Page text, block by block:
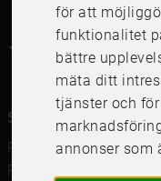
för att
funktionalitet
bättre
mäta ditt
tjänster och
annonser som
4.6 / 5
Snabblänkar
Ramar
Ramar till Samsung